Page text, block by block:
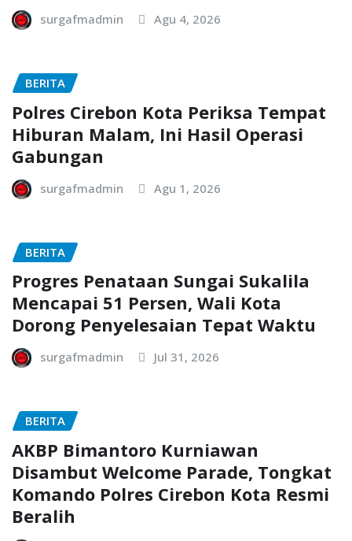
surgafmadmin Agu 4, 2026
BERITA
Polres Cirebon Kota Periksa Tempat
Hiburan Malam, Ini Hasil Operasi
Gabungan
surgafmadmin Agu 1, 2026
BERITA
Progres Penataan Sungai Sukalila
Mencapai 51 Persen, Wali Kota
Dorong Penyelesaian Tepat Waktu
surgafmadmin Jul 31, 2026
BERITA
AKBP Bimantoro Kurniawan
Disambut Welcome Parade, Tongkat
Komando Polres Cirebon Kota Resmi
Beralih